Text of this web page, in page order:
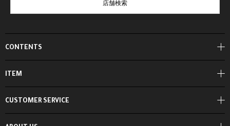
CONTENTS
ITEM
店舗検索
CUSTOMER SERVICE